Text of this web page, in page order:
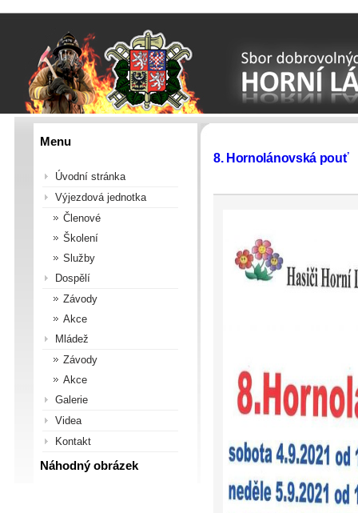
8. Hornolánovská pouť
Menu
Úvodní stránka
Výjezdová jednotka
Členové
Školení
Služby
Dospělí
Závody
Akce
Mládež
Závody
Akce
Galerie
Videa
Kontakt
Náhodný obrázek